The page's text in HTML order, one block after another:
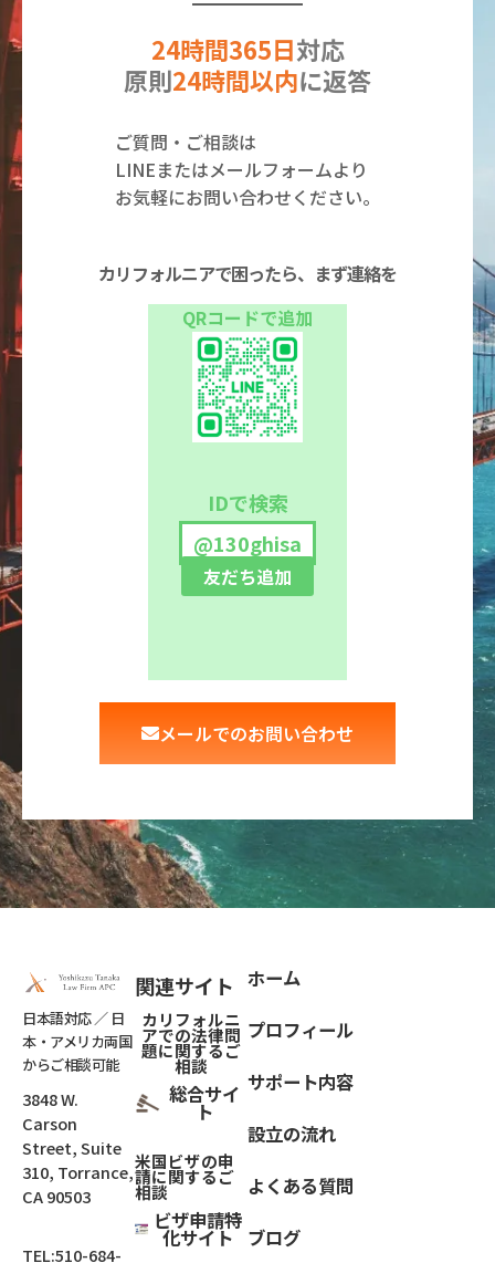
24時間365日対応
原則24時間以内に返答
ご質問・ご相談は
LINEまたはメールフォームより
お気軽にお問い合わせください。
カリフォルニアで困ったら、まず連絡を
QRコードで追加
IDで検索
@130ghisa
友だち追加
メールでのお問い合わせ
日本語対応 ／ 日
本・アメリカ両国
からご相談可能
3848 W.
Carson
Street, Suite
310, Torrance,
CA 90503
TEL:510-684-
関連サイト
カリフォルニ
アでの法律問
題に関するご
相談
総合サイ
ト
米国ビザの申
請に関するご
相談
ビザ申請特
化サイト
ホーム
プロフィール
サポート内容
設立の流れ
よくある質問
ブログ